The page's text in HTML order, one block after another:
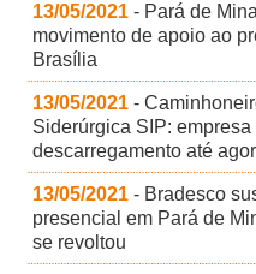
13/05/2021 - Pará de
movimento de apoio ao
Brasília
13/05/2021 -
Siderúrgica SIP:
descarregamento até
13/05/2021 - Bradesco
presencial em Pará de
se revoltou